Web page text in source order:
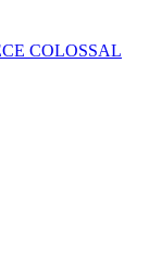
COLOSSAL